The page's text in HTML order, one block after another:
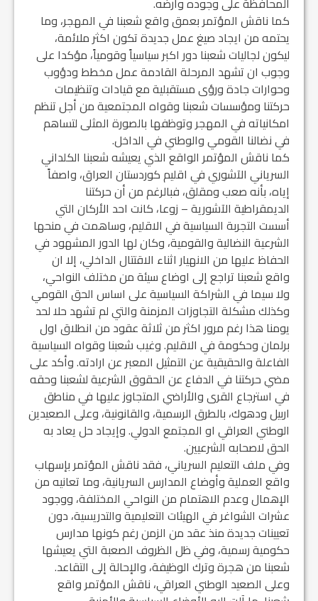
كما ناقش المؤتمر بعمق واقع شعبنا في المهجر، وما
يحتمه من ايجاد صيغ عمل جديدة تكون اكثر ملائمة،
ليكون لجاليات شعبنا دور اكبر سياسياً وقومياً، مؤكدا على
وجوب ان تشهد المرحلة القادمة عمل مخطط ودؤوب
وحوارات جادة ورؤى مستقبلية مع قيادات وتنظيمات
حركتنا ومؤسسات شعبنا وقواه المجتمعية من أجل تنظم
امكانياته في المهجر وتوظفها بالصورة المثلى لتساهم
في نضالنا القومي والوطني في الداخل.
كما ناقش المؤتمر الواقع الذي يعيشه شعبنا الكلداني
السرياني الآشوري في اقليم كوردستان العراق، واصفاً
إياه، بأنه صعب ومقلق، فبالرغم من أن حركتنا
الديمقراطية الآشورية – زوعا، كانت احد الأركان التي
أسست التجربة السياسية في الاقليم، وساهمت في منحها
الشرعية النضالية والقومية، وكان لها الدور المشهود في
الحفاظ عليها من الانهيار اثناء الاقتتال الداخلي، إلا ان
واقع شعبنا تراجع إلى اوضاع سيئة من مختلف النواحي،
ولا سيما في الشراكة السياسية على اساس الحق القومي
وكذلك مشكلة التجاوزات المزمنة والتي لم تشهد حلا لحد
يومنا هذا رغم مرور اكثر من ثلاثة عقود من انطلاق اول
برلمان وحكومة في الاقليم. وغيب شعبنا وقواه السياسية
الفاعلة والحقيقية عن التمثيل المعبر عن ارادته. وأكد على
مضي حركتنا في الدفاع عن الحقوق الشرعية لشعبنا وحقه
في استرجاع القرى والأراضي المتجاوز عليها في مناطق
اربيل ودهوك، بالطرق الرسمية، والقانونية، وعلى الصعيدين
الوطني العراقي او المجتمع الدولي. وإيجاد حل يعاد به
الحق لاصحابه الشرعيين.
وفي ملف التعليم السرياني، فقد ناقش المؤتمر بإسهاب
واقع العملية وأوضاع المدارس السريانية، وما تعانيه من
الإهمال وعدم الاهتمام من النواحي المختلفة، ووجود
عشرات الشواغر في الهيئات التعليمية والتدريسية، دون
تعيينات جديدة منذ عقد من الزمن رغم كونها مدارس
حكومية رسمية، وفي ظل الظروف الصعبة التي يعيشها
شعبنا من هجرة وترك الوظيفة، والإحالة إلى التقاعد.
وعلى الصعيد الوطني العراقي، ناقش المؤتمر واقع